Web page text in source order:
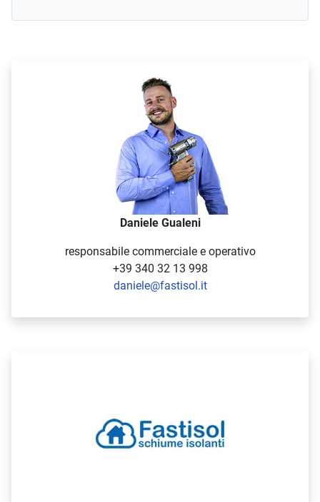
Daniele Gualeni
responsabile commerciale e operativo
+39 340 32 13 998
daniele@fastisol.it